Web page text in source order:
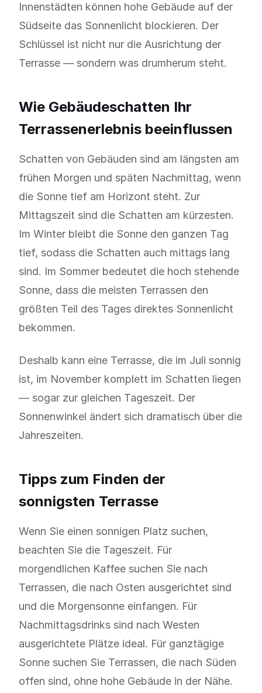
Innenstädten können hohe Gebäude auf der
Südseite das Sonnenlicht blockieren. Der
Schlüssel ist nicht nur die Ausrichtung der
Terrasse — sondern was drumherum steht.
Wie Gebäudeschatten Ihr
Terrassenerlebnis beeinflussen
Schatten von Gebäuden sind am längsten am
frühen Morgen und späten Nachmittag, wenn
die Sonne tief am Horizont steht. Zur
Mittagszeit sind die Schatten am kürzesten.
Im Winter bleibt die Sonne den ganzen Tag
tief, sodass die Schatten auch mittags lang
sind. Im Sommer bedeutet die hoch stehende
Sonne, dass die meisten Terrassen den
größten Teil des Tages direktes Sonnenlicht
bekommen.
Deshalb kann eine Terrasse, die im Juli sonnig
ist, im November komplett im Schatten liegen
— sogar zur gleichen Tageszeit. Der
Sonnenwinkel ändert sich dramatisch über die
Jahreszeiten.
Tipps zum Finden der
sonnigsten Terrasse
Wenn Sie einen sonnigen Platz suchen,
beachten Sie die Tageszeit. Für
morgendlichen Kaffee suchen Sie nach
Terrassen, die nach Osten ausgerichtet sind
und die Morgensonne einfangen. Für
Nachmittagsdrinks sind nach Westen
ausgerichtete Plätze ideal. Für ganztägige
Sonne suchen Sie Terrassen, die nach Süden
offen sind, ohne hohe Gebäude in der Nähe.